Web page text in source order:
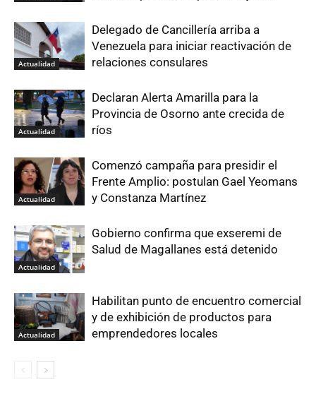
Actualidad
Delegado de Cancillería arriba a
Venezuela para iniciar reactivación de
relaciones consulares
Actualidad
Declaran Alerta Amarilla para la
Provincia de Osorno ante crecida de
ríos
Actualidad
Comenzó campaña para presidir el
Frente Amplio: postulan Gael Yeomans
y Constanza Martínez
Actualidad
Gobierno confirma que exseremi de
Salud de Magallanes está detenido
Actualidad
Habilitan punto de encuentro comercial
y de exhibición de productos para
emprendedores locales